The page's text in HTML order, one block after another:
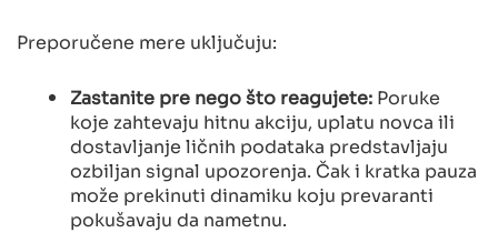
Preporučene mere uključuju:
Zastanite pre nego što reagujete: Poruke
koje zahtevaju hitnu akciju, uplatu novca ili
dostavljanje ličnih podataka predstavljaju
ozbiljan signal upozorenja. Čak i kratka pauza
može prekinuti dinamiku koju prevaranti
pokušavaju da nametnu.